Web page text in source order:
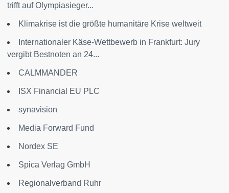
trifft auf Olympiasieger...
Klimakrise ist die größte humanitäre Krise weltweit
Internationaler Käse-Wettbewerb in Frankfurt: Jury
vergibt Bestnoten an 24...
CALMMANDER
ISX Financial EU PLC
synavision
Media Forward Fund
Nordex SE
Spica Verlag GmbH
Regionalverband Ruhr